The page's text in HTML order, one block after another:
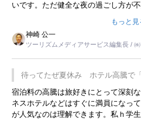
いです。ただ健全な夜の過ごし方が
ような意味で、金曜夜にこのような
限らず外国人にとっても楽しみが増
もっと見
神崎 公一
ツーリズムメディアサービス編集長 /
待ってたぜ夏休み ホテル高騰で
宿泊料の高騰は旅好きにとって深刻
ネスホテルなどはすぐに満員になっ
が人気なのは理解できます。私ｈ学